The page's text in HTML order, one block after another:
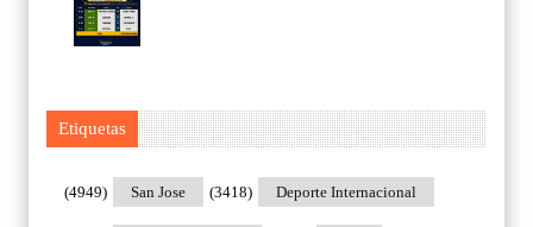
Etiquetas
San Jose
(4949) Deporte Internacional
(3418)